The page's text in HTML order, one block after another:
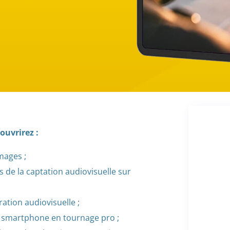
:
;
de la captation audiovisuelle sur
audiovisuelle ;
en tournage pro ;